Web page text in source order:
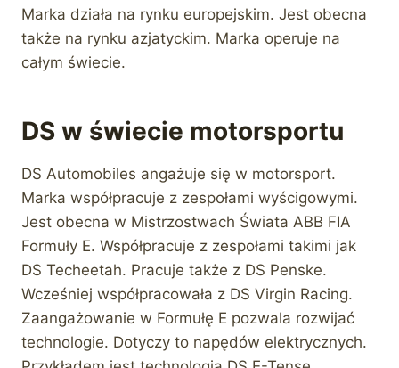
Marka działa na rynku europejskim. Jest obecna
także na rynku azjatyckim. Marka operuje na
całym świecie.
DS w świecie motorsportu
DS Automobiles angażuje się w motorsport.
Marka współpracuje z zespołami wyścigowymi.
Jest obecna w Mistrzostwach Świata ABB FIA
Formuły E. Współpracuje z zespołami takimi jak
DS Techeetah. Pracuje także z DS Penske.
Wcześniej współpracowała z DS Virgin Racing.
Zaangażowanie w Formułę E pozwala rozwijać
technologie. Dotyczy to napędów elektrycznych.